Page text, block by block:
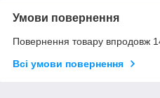
Умови повернення
Повернення товару впродовж
Всі умови повернення